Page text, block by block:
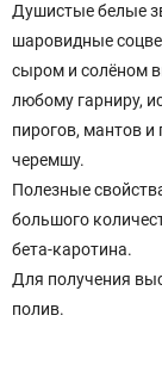
Душистые белые
шаровидные
сыром и солёном
любому гарниру,
пирогов, мантов
черемшу.
Полезные
большого
бета-каротина.
Для получения
полив.